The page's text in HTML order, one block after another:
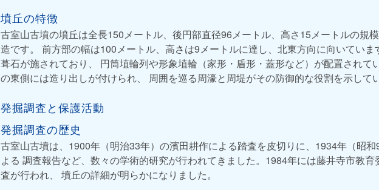
墳丘の特徴
古室山古墳の墳丘は全長150メートル、後円部直径96メートル、高さ15メートルの規
造です。 前方部の幅は100メートル、高さは9メートルに達し、北東方向に向いていま
葺石が施されており、 円筒埴輪列や形象埴輪（家形・盾形・蓋形など）が配置されて
の東側には造り出しが付けられ、 周囲を巡る周濠と周堤がその防御的な役割を示してい
発掘調査と保護活動
発掘調査の歴史
古室山古墳は、1900年（明治33年）の濱田耕作による踏査を皮切りに、1934年（昭
よる 調査報告など、数々の学術的研究が行われてきました。1984年には藤井寺市教育
査が行われ、 墳丘の詳細が明らかになりました。